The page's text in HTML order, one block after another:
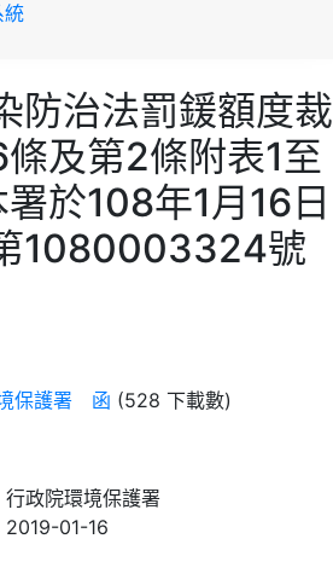
防治法罰鍰額度裁
及第2條附表1至
於108年1月16日
1080003324號
護署 函 (528 下載數)
行政院環境保護署
2019-01-16